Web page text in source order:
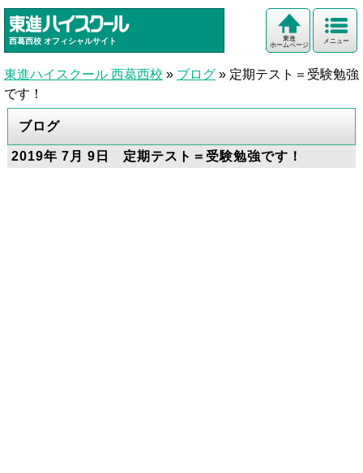
西葛西校 オフィシャルサイト メニュー
東進
ホームページ
東進ハイスクール 西葛西校 » ブログ » 定期テスト＝受験勉強
です！
ブログ
2019年 7月 9日 定期テスト＝受験勉強です！